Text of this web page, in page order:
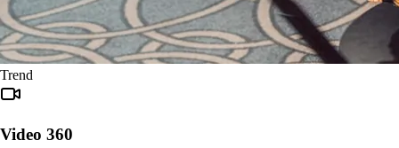
Trend
Video 360